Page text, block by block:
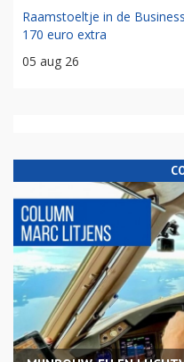
Raamstoeltje in de
170 euro extra
05 aug 26